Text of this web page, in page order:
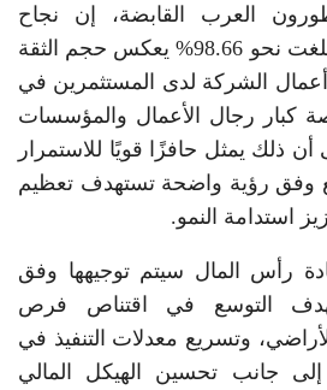
العرب القابضة، إن نجاح
تغطية الاكتتاب بنسبة بلغت نحو 98.66% يعكس حجم الثقة
الشركة لدى المستثمرين في
كبار رجال الأعمال والمؤسسات
أن ذلك يمثل حافزًا قويًا للاستمرار
وفق رؤية واضحة تستهدف تعظيم
استدامة النمو.
رأس المال سيتم توجيهها وفق
التوسع في اقتناص فرص
وتسريع معدلات التنفيذ في
إلى جانب تحسين الهيكل المالي